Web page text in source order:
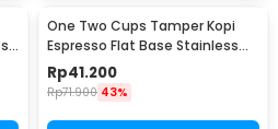
One Two Cups Tamper Kopi
Espresso Flat Base Stainless
Steel 51mm - SS51
Rp41.200
Rp71.900 43%